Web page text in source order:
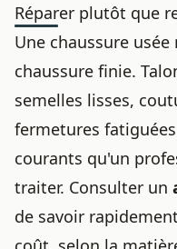
Réparer plutôt que
Une chaussure
chaussure finie.
semelles lisses,
fermetures
courants qu'un
traiter. Consulter un
de savoir